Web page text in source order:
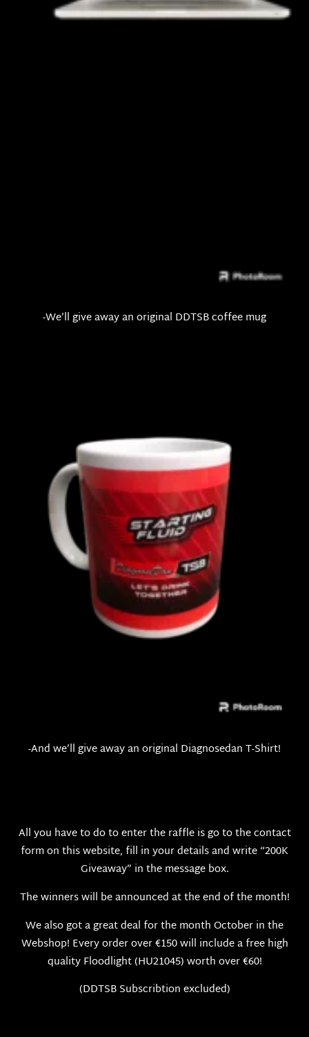
-We’ll give away an original DDTSB coffee mug
-And we’ll give away an original Diagnosedan T-Shirt!
All you have to do to enter the raffle is go to the contact
form on this website, fill in your details and write “200K
Giveaway” in the message box.
The winners will be announced at the end of the month!
We also got a great deal for the month October in the
Webshop! Every order over €150 will include a free high
quality Floodlight (HU21045) worth over €60!
(DDTSB Subscribtion excluded)